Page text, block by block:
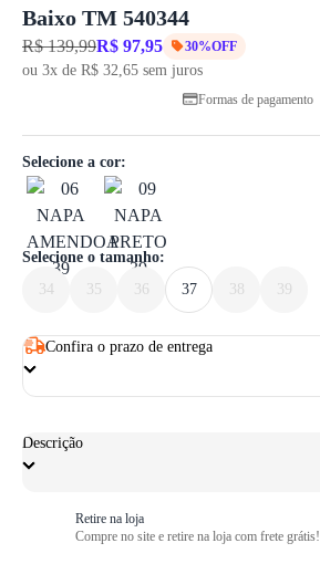
1/ 6
Baixo TM 540344
R$ 139,99R$ 97,95 30%OFF
ou 3x de R$ 32,65 sem juros
Formas de pagamento
Selecione o tamanho:
34 35 36 37 38 39
Selecione a cor:
Confira o prazo de entrega
Descrição
Retire na loja
Compre no site e retire na loja com frete grátis!